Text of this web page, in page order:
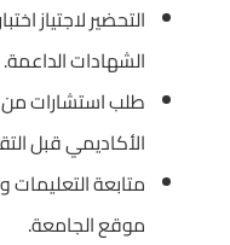
التحضير لاجتياز
الشهادات الداعمة.
طلب استشارات من
الأكاديمي قبل
متابعة التعليمات
موقع الجامعة.